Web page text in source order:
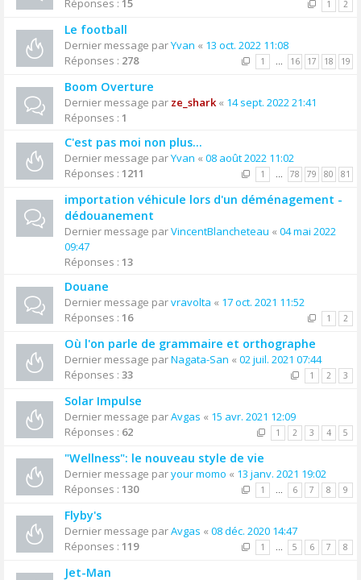
Réponses : 15 1 2
Le football
Dernier message parYvan « 13 oct. 2022 11:08
Réponses : 278 1 … 16 17 18 19
Boom Overture
Dernier message par ze_shark« 14 sept. 2022 21:41
Réponses : 1
C'est pas moi non plus...
Dernier message parYvan « 08 août 2022 11:02
Réponses : 1211 1 … 78 79 80 81
importation véhicule lors d'un déménagement -
dédouanement
Dernier message parVincentBlancheteau « 04 mai 2022
09:47
Réponses : 13
Douane
Dernier message parvravolta « 17 oct. 2021 11:52
Réponses : 16 1 2
Où l'on parle de grammaire et orthographe
Dernier message parNagata-San « 02 juil. 2021 07:44
Réponses : 33 1 2 3
Solar Impulse
Dernier message parAvgas « 15 avr. 2021 12:09
Réponses : 62 1 2 3 4 5
"Wellness": le nouveau style de vie
Dernier message paryour momo « 13 janv. 2021 19:02
Réponses : 130 1 … 6 7 8 9
Flyby's
Dernier message parAvgas « 08 déc. 2020 14:47
Réponses : 119 1 … 5 6 7 8
Jet-Man